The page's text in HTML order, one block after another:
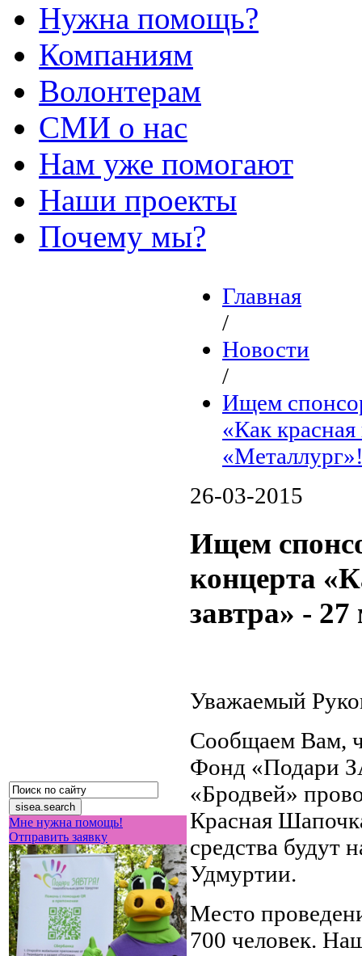
Нужна помощь?
Компаниям
Волонтерам
СМИ о нас
Нам уже помогают
Наши проекты
Почему мы?
Мне нужна помощь!
Отправить заявку
Главная
/
Новости
/
Ищем
«Как
26-03-2015
Ищем
концерта
завтра» -
Уважаемый
Сообщаем Вам,
Фонд «Подари
«Бродвей»
Красная
средства будут
Удмуртии.
Место
700 человек.